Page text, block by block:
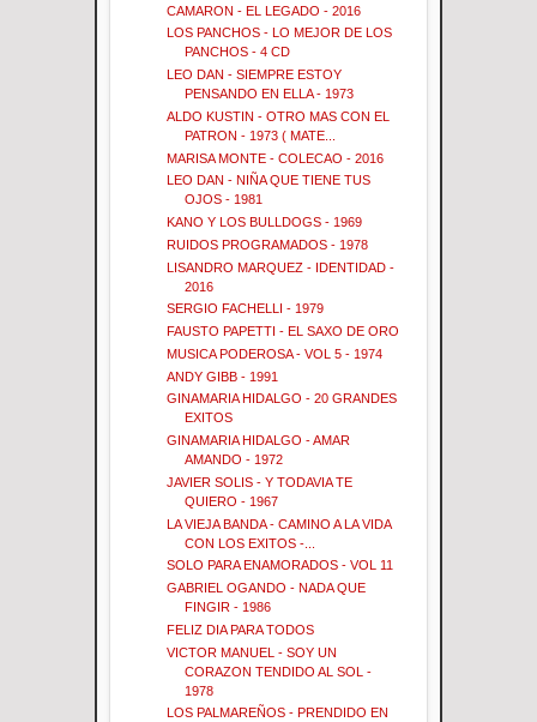
CAMARON - EL LEGADO - 2016
LOS PANCHOS - LO MEJOR DE LOS
PANCHOS - 4 CD
LEO DAN - SIEMPRE ESTOY
PENSANDO EN ELLA - 1973
ALDO KUSTIN - OTRO MAS CON EL
PATRON - 1973 ( MATE...
MARISA MONTE - COLECAO - 2016
LEO DAN - NIÑA QUE TIENE TUS
OJOS - 1981
KANO Y LOS BULLDOGS - 1969
RUIDOS PROGRAMADOS - 1978
LISANDRO MARQUEZ - IDENTIDAD -
2016
SERGIO FACHELLI - 1979
FAUSTO PAPETTI - EL SAXO DE ORO
MUSICA PODEROSA - VOL 5 - 1974
ANDY GIBB - 1991
GINAMARIA HIDALGO - 20 GRANDES
EXITOS
GINAMARIA HIDALGO - AMAR
AMANDO - 1972
JAVIER SOLIS - Y TODAVIA TE
QUIERO - 1967
LA VIEJA BANDA - CAMINO A LA VIDA
CON LOS EXITOS -...
SOLO PARA ENAMORADOS - VOL 11
GABRIEL OGANDO - NADA QUE
FINGIR - 1986
FELIZ DIA PARA TODOS
VICTOR MANUEL - SOY UN
CORAZON TENDIDO AL SOL -
1978
LOS PALMAREÑOS - PRENDIDO EN